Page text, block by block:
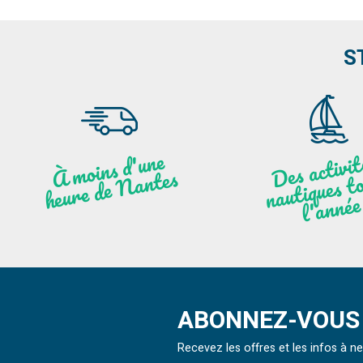
À
moi
ns
d'u
ne
heu
re
de
N
a
ntes quesnée
ABONNEZ-
Recevez les offres et les infos à